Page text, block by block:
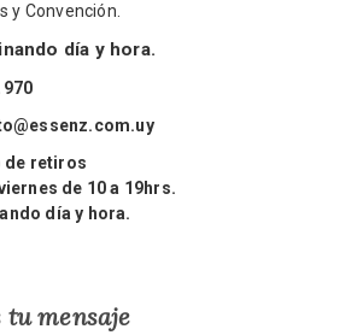
y Convención.
día y hora.
970
de retiros
de 10 a 19hrs.
día y hora.
tu mensaje